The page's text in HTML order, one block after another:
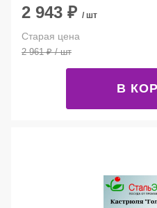
2 943 ₽ / шт
Старая цена
2 961₽/ шт
В